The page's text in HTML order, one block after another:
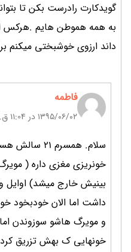
گویدکارت رادرست بکن تا
به همه هموطن هایم .هرکس
داند ارزوی خوشبختی میکنم
فاطمه
۱۳۹۵/۰۶/۰۲ در 11:04 ق.ظ
سلام.
خونریزی مغزی داره (
بینیش خارج میشد)
داشت اما الان خودبخود
و مویرگ هاشو سوزوندن
خونهایی ک بهش تزریق